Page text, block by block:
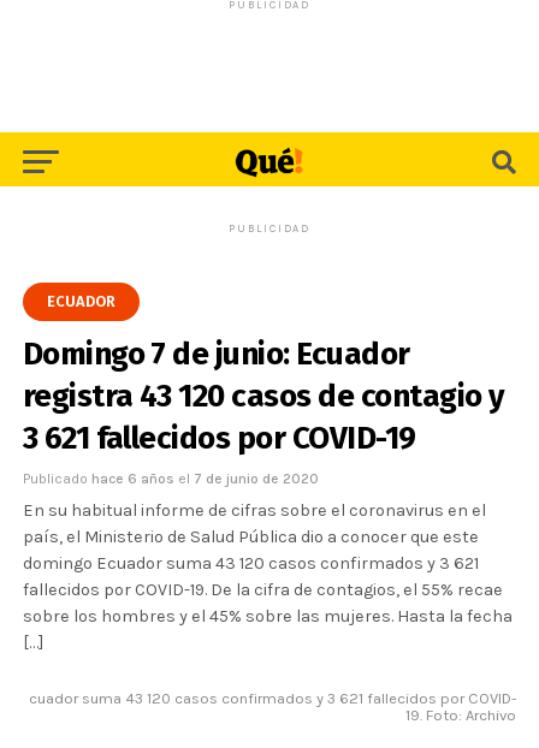
PUBLICIDAD
PUBLICIDAD
ECUADOR
Domingo 7 de junio: Ecuador
registra 43 120 casos de contagio y
3 621 fallecidos por COVID-19
Publicado hace 6 años el 7 de junio de 2020
En su habitual informe de cifras sobre el coronavirus en el
país, el Ministerio de Salud Pública dio a conocer que este
domingo Ecuador suma 43 120 casos confirmados y 3 621
fallecidos por COVID-19. De la cifra de contagios, el 55% recae
sobre los hombres y el 45% sobre las mujeres. Hasta la fecha
[…]
cuador suma 43 120 casos confirmados y 3 621 fallecidos por COVID-
19. Foto: Archivo